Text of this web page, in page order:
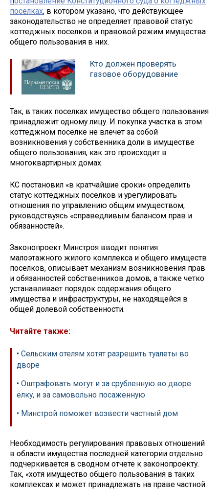
поселках, в котором указано, что действующее
законодательство не определяет правовой статус
коттеджных поселков и правовой режим имущества
общего пользования в них.
Кто должен проверять
газовое оборудование
Так, в таких поселках имущество общего пользования
принадлежит одному лицу. И покупка участка в этом
коттеджном поселке не влечет за собой
возникновения у собственника доли в имуществе
общего пользования, как это происходит в
многоквартирных домах.
КС постановил «в кратчайшие сроки» определить
статус коттеджных поселков и урегулировать
отношения по управлению общим имуществом,
руководствуясь «справедливым балансом прав и
обязанностей».
Законопроект Минстроя вводит понятия
малоэтажного жилого комплекса и общего имуществ
поселков, описывает механизм возникновения прав
и обязанностей собственников домов, а также четко
устанавливает порядок содержания общего
имущества и инфраструктуры, не находящейся в
общей долевой собственности.
Читайте также:
• Сельским отелям хотят разрешить туалеты во
дворе
• Оштрафовать могут и за срубленную во дворе
ёлку, и за самовольно посаженную
• Минстрой поможет возвести частный дом
Необходимость регулирования правовых отношений
в области имущества последней категории отдельно
подчеркивается в сводном отчете к законопроекту.
Так, «хотя имущество общего пользования в таких
комплексах и может принадлежать на праве частной